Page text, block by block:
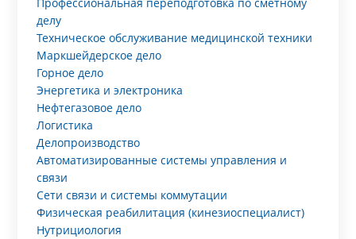
делу
Техническое обслуживание медицинской техники
Маркшейдерское дело
Горное дело
Энергетика и электроника
Нефтегазовое дело
Логистика
Делопроизводство
Автоматизированные системы управления и
связи
Сети связи и системы коммутации
Физическая реабилитация (кинезиоспециалист)
Нутрициология